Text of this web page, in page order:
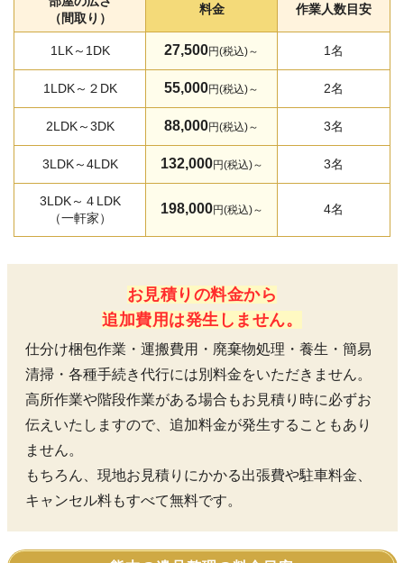
（間取り）
料金 作業人数目安
1LK～1DK 27,500円(税込)～ 1名
1LDK～２DK 55,000円(税込)～ 2名
2LDK～3DK 88,000円(税込)～ 3名
3LDK～4LDK 132,000円(税込)～ 3名
3LDK～４LDK
（一軒家）
198,000円(税込)～ 4名
お見積りの料金から
追加費用は発生しません。
仕分け梱包作業・運搬費用・廃棄物処理・養生・簡易
清掃・各種手続き代行には別料金をいただきません。
高所作業や階段作業がある場合もお見積り時に必ずお
伝えいたしますので、追加料金が発生することもあり
ません。
もちろん、現地お見積りにかかる出張費や駐車料金、
キャンセル料もすべて無料です。